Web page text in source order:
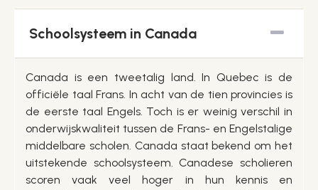
Schoolsysteem in Canada
Canada is een tweetalig land. In Quebec is de
officiële taal Frans. In acht van de tien provincies is
de eerste taal Engels. Toch is er weinig verschil in
onderwijskwaliteit tussen de Frans- en Engelstalige
middelbare scholen. Canada staat bekend om het
uitstekende schoolsysteem. Canadese scholieren
scoren vaak veel hoger in hun kennis en